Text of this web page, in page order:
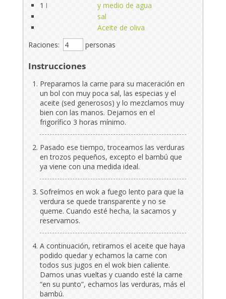
1 l
y medio de agua
sal
Aceite de oliva
Raciones:
personas
Instrucciones
Preparamos la carne para su maceración en
un bol con muy poca sal, las especias y el
aceite (sed generosos) y lo mezclamos muy
bien con las manos. Dejamos en el
frigorífico 3 horas mínimo.
Pasado ese tiempo, troceamos las verduras
en trozos pequeños, excepto el bambú que
ya viene con una medida ideal.
Sofreímos en wok a fuego lento para que la
verdura se quede transparente y no se
queme. Cuando esté hecha, la sacamos y
reservamos.
A continuación, retiramos el aceite que haya
podido quedar y echamos la carne con
todos sus jugos en el wok bien caliente.
Damos unas vueltas y cuando esté la carne
“en su punto”, echamos las verduras, más el
bambú.